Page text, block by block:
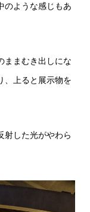
のような感じもあ
ままむき出しにな
、上ると展示物を
射した光がやわら